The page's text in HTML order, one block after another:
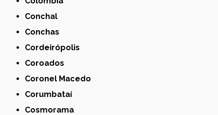
Conchal
Conchas
Cordeirópolis
Coroados
Coronel Macedo
Corumbataí
Cosmorama